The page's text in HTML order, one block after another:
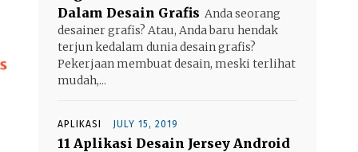
Dalam Desain Grafis Anda seorang
desainer grafis? Atau, Anda baru hendak
terjun kedalam dunia desain grafis?
Pekerjaan membuat desain, meski terlihat
mudah,...
APLIKASI JULY 15, 2019
11 Aplikasi Desain Jersey Android